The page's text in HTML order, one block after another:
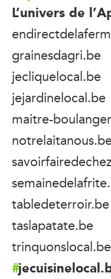
L’univers de
grainesdagri.be
jecliquelocal.be
jejardinelocal.be
maitre-
tabledeterroir.be
taslapatate.be
trinquonslocal.be